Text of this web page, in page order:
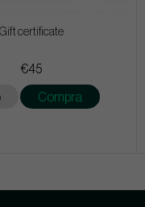
Gift certificate
€45
Compra